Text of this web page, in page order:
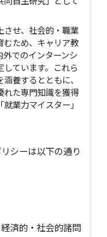
させ、社会的・職業
むため、キャリア教
でのインターンシ
ています。これら
養するとともに、
れた専門知識を獲得
業力マイスター」
シーは以下の通り
済的・社会的諸問